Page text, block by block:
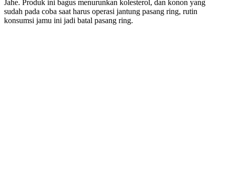
Jahe. Produk ini bagus menurunkan kolesterol, dan konon yang
sudah pada coba saat harus operasi jantung pasang ring, rutin
konsumsi jamu ini jadi batal pasang ring.